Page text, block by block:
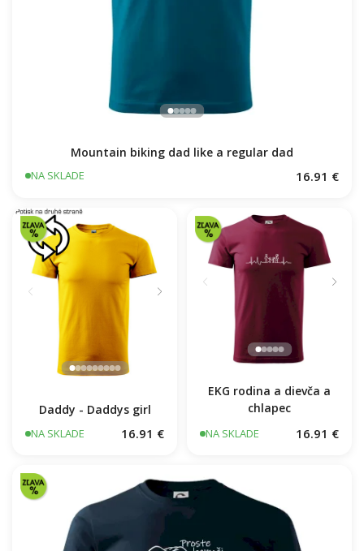
Mountain biking dad like a regular dad
NA SKLADE 16.91 €
Daddy - Daddys girl
NA SKLADE 16.91 €
EKG rodina a dievča a
chlapec
NA SKLADE 16.91 €